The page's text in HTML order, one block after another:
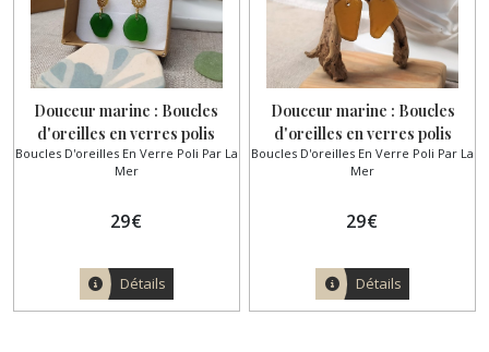
Douceur marine : Boucles
d'oreilles en verres polis
verts de la côte d'opale
Boucles D'oreilles En Verre Poli Par La
Mer
29€
Détails
Douceur marine : Boucles
d'oreilles en verres polis
ambres de la côte d'opale
Boucles D'oreilles En Verre Poli Par La
Mer
29€
Détails